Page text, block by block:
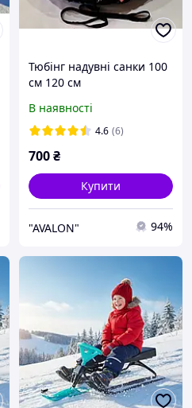
Тюбінг надувні санки 100
см 120 см
В наявності
4.6 (6)
700₴
Купити
"AVALON" 94%